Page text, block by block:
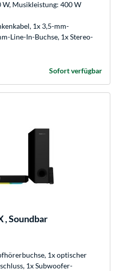
Musikleistung: 400 W
1x 3,5-mm-
Line-In-Buchse, 1x Stereo-
Sofort verfügbar
, Soundbar
1x optischer
1x Subwoofer-